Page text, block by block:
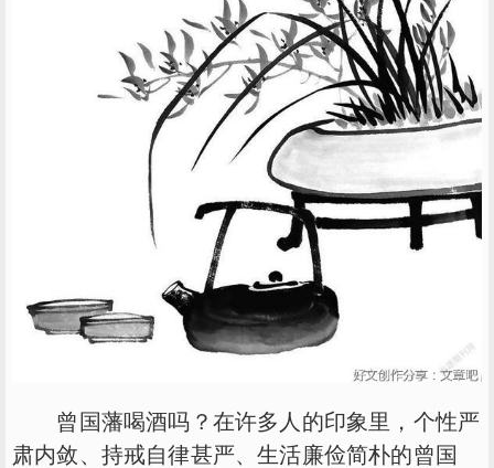
曾国藩喝酒吗？在许多人的印象里，个性严
肃内敛、持戒自律甚严、生活廉俭简朴的曾国